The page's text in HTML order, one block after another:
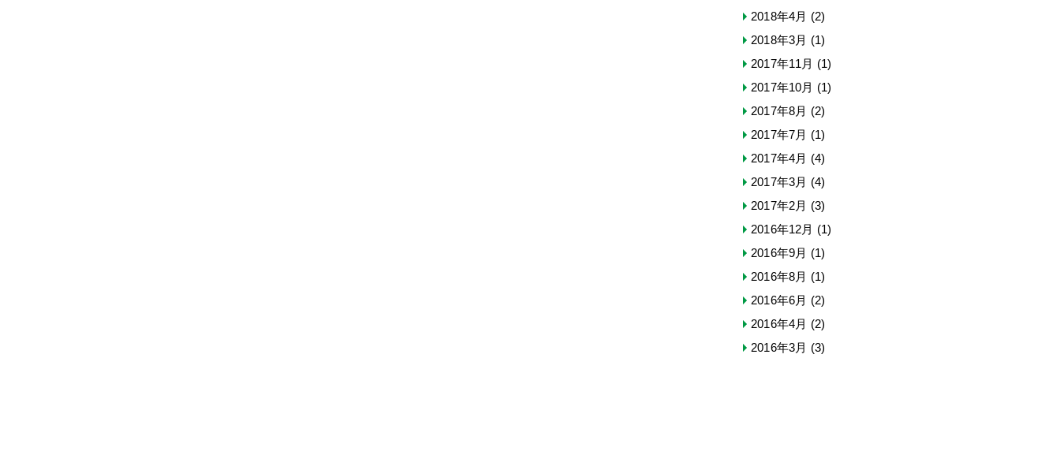
2018年4月 (2)
2018年3月 (1)
2017年11月 (1)
2017年10月 (1)
2017年8月 (2)
2017年7月 (1)
2017年4月 (4)
2017年3月 (4)
2017年2月 (3)
2016年12月 (1)
2016年9月 (1)
2016年8月 (1)
2016年6月 (2)
2016年4月 (2)
2016年3月 (3)